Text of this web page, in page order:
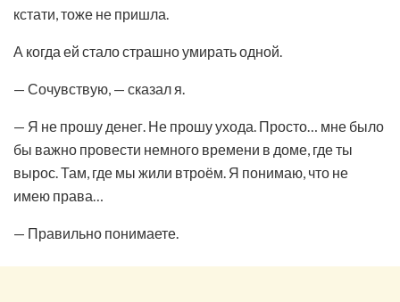
кстати, тоже не пришла.
А когда ей стало страшно умирать одной.
— Сочувствую, — сказал я.
— Я не прошу денег. Не прошу ухода. Просто… мне было
бы важно провести немного времени в доме, где ты
вырос. Там, где мы жили втроём. Я понимаю, что не
имею права…
— Правильно понимаете.